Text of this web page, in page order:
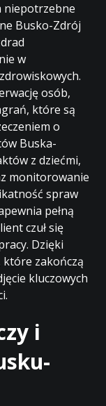
niepotrzebne
Busko-Zdrój
w
osób,
które są
o
Buska-
z dziećmi,
monitorowanie
spraw
pełną
czuł się
Dzięki
które zakończą
kluczowych
i